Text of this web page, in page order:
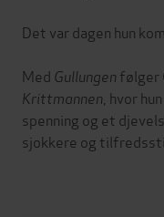
Det var dagen hun
Med Gullungen følger
Krittmannen , hvor
spenning og et
sjokkere og